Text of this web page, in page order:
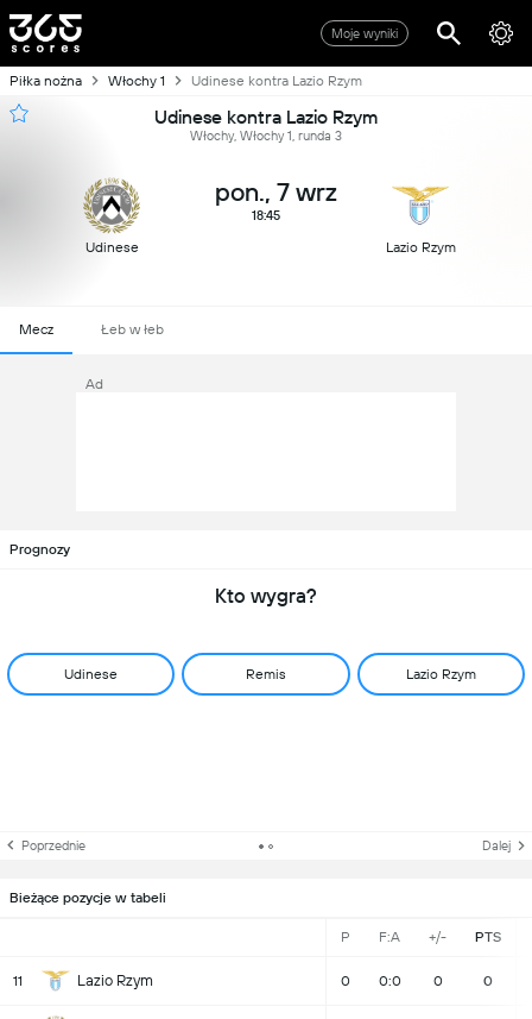
Moje wyniki
Piłka nożna Włochy 1 Udinese kontra Lazio Rzym
Udinese kontra Lazio Rzym
Włochy, Włochy 1, runda 3
Udinese
pon., 7 wrz
18:45
Lazio Rzym
Mecz Łeb w łeb
Ad
Prognozy
Kto wygra?
Udinese Remis Lazio Rzym
Poprzednie Dalej
Bieżące pozycje w tabeli
P F:A +/- PTS
11 Lazio Rzym 0 0:0 0 0